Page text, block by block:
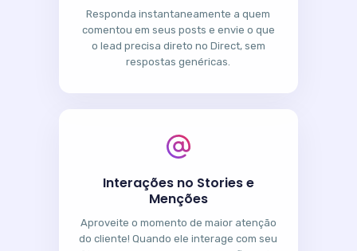
Responda instantaneamente a quem
comentou em seus posts e envie o que
o lead precisa direto no Direct, sem
respostas genéricas.
Interações no Stories e
Menções
Aproveite o momento de maior atenção
do cliente! Quando ele interage com seu